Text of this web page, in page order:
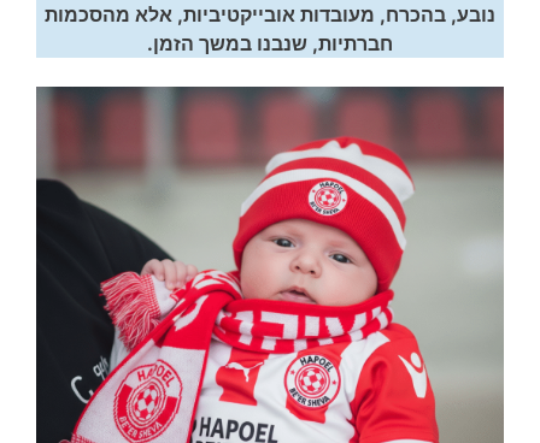
נובע, בהכרח, מעובדות אובייקטיביות, אלא מהסכמות
חברתיות, שנבנו במשך הזמן.